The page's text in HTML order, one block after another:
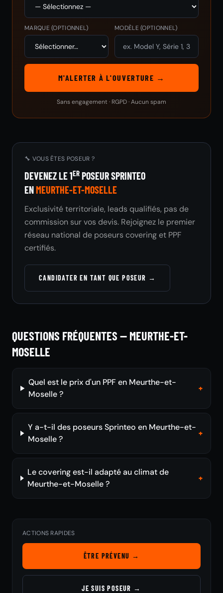
MARQUE(OPTIONNEL) MODÈLE(OPTIONNEL)
M'ALERTER À L'OUVERTURE →
Sans engagement · RGPD · Aucun spam
🔧 VOUS ÊTES POSEUR ?
DEVENEZ LE 1ER POSEUR SPRINTEO
ENMEURTHE-ET-MOSELLE
Exclusivité territoriale, leads qualifiés, pas de
commission sur vos devis. Rejoignez le premier
réseau national de poseurs covering et PPF
certifiés.
CANDIDATER EN TANT QUE POSEUR →
QUESTIONS FRÉQUENTES — MEURTHE-ET-
MOSELLE
Quel est le prix d'un PPF en Meurthe-et-
Moselle ?
+
Y a-t-il des poseurs Sprinteo en Meurthe-et-
Moselle ?
+
Le covering est-il adapté au climat de
Meurthe-et-Moselle ?
+
ACTIONS RAPIDES
ÊTRE PRÉVENU →
JE SUIS POSEUR →